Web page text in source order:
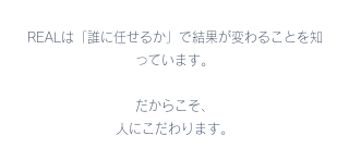
REALは「誰に任せるか」で結果が変わることを知
っています。
だからこそ、
​人にこだわります。